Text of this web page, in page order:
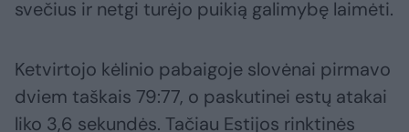
svečius ir netgi turėjo puikią galimybę laimėti.
Ketvirtojo kėlinio pabaigoje slovėnai pirmavo
dviem taškais 79:77, o paskutinei estų atakai
liko 3,6 sekundės. Tačiau Estijos rinktinės